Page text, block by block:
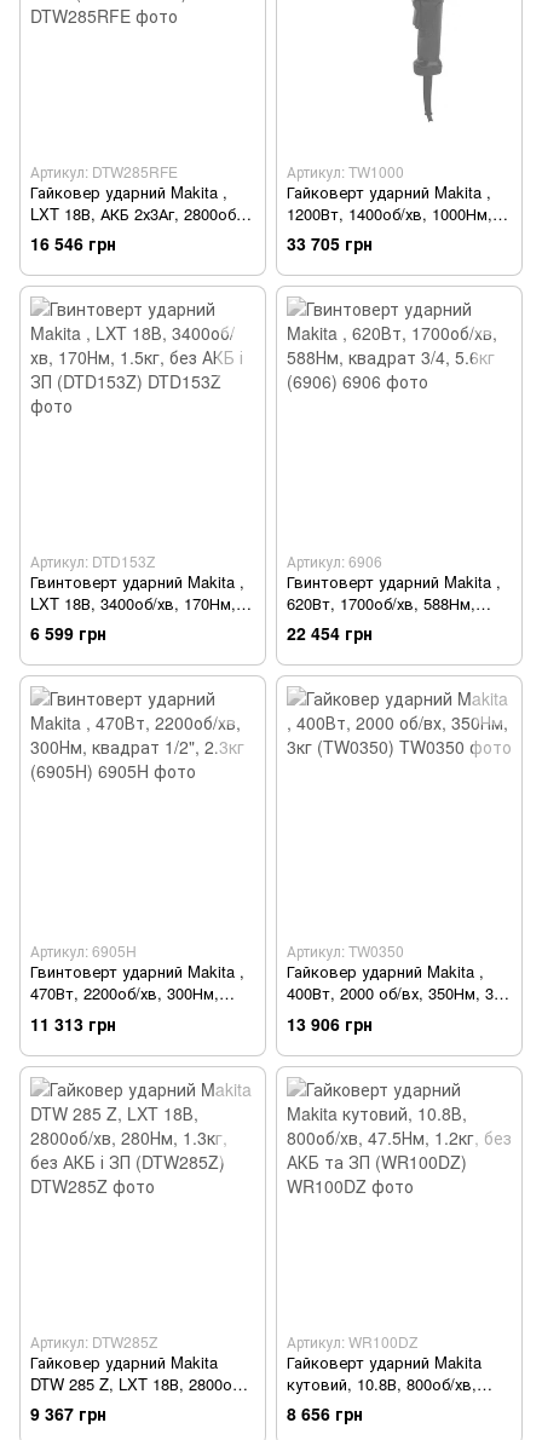
Артикул: DTW285RFE
Гайковер ударний Makita ,
LXT 18В, АКБ 2х3Аг, 2800об/
хв, 280Нм, кейс, 1.7кг
(DTW285RFE)
16 546 грн
Артикул: TW1000
Гайковерт ударний Makita ,
1200Вт, 1400об/хв, 1000Нм,
8.6кг (TW1000)
33 705 грн
Артикул: DTD153Z
Гвинтоверт ударний Makita ,
LXT 18В, 3400об/хв, 170Нм,
1.5кг, без АКБ і ЗП (DTD153Z)
6 599 грн
Артикул: 6906
Гвинтоверт ударний Makita ,
620Вт, 1700об/хв, 588Нм,
квадрат 3/4, 5.6кг (6906)
22 454 грн
Артикул: 6905H
Гвинтоверт ударний Makita ,
470Вт, 2200об/хв, 300Нм,
квадрат 1/2", 2.3кг (6905H)
11 313 грн
Артикул: TW0350
Гайковер ударний Makita ,
400Вт, 2000 об/вх, 350Нм, 3кг
(TW0350)
13 906 грн
Артикул: DTW285Z
Гайковер ударний Makita
DTW 285 Z, LXT 18В, 2800об/
хв, 280Нм, 1.3кг, без АКБ і ЗП
(DTW285Z)
9 367 грн
Артикул: WR100DZ
Гайковерт ударний Makita
кутовий, 10.8В, 800об/хв,
47.5Нм, 1.2кг, без АКБ та ЗП
(WR100DZ)
8 656 грн